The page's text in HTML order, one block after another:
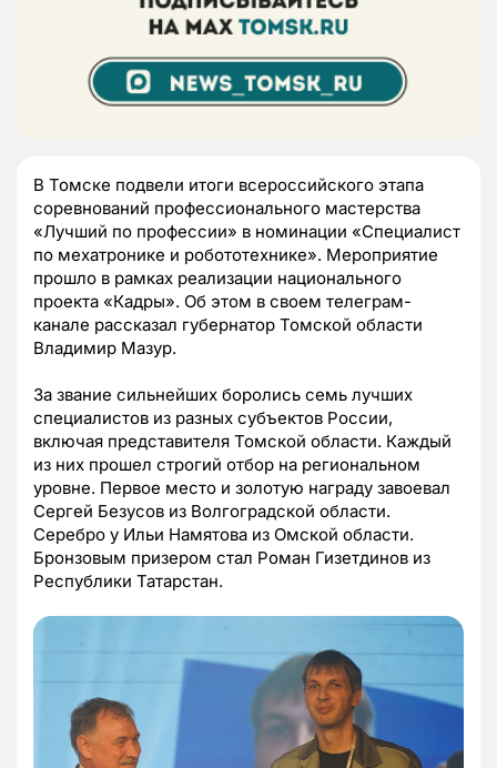
В Томске подвели итоги всероссийского этапа
соревнований профессионального мастерства
«Лучший по профессии» в номинации «Специалист
по мехатронике и робототехнике». Мероприятие
прошло в рамках реализации национального
проекта «Кадры». Об этом в своем телеграм-
канале рассказал губернатор Томской области
Владимир Мазур.
За звание сильнейших боролись семь лучших
специалистов из разных субъектов России,
включая представителя Томской области. Каждый
из них прошел строгий отбор на региональном
уровне. Первое место и золотую награду завоевал
Сергей Безусов из Волгоградской области.
Серебро у Ильи Намятова из Омской области.
Бронзовым призером стал Роман Гизетдинов из
Республики Татарстан.